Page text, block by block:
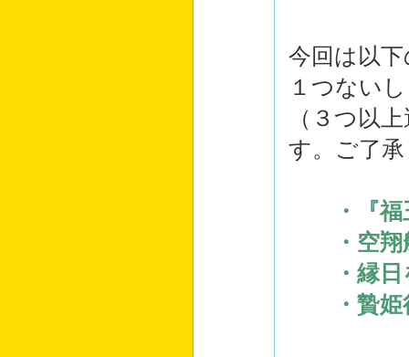
今回は以
１つない
（３つ以
す。ご了
・『福
・空翔船
・縁日
・贄姫